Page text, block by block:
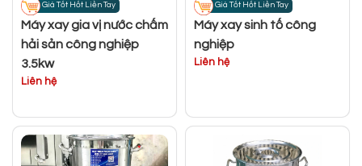
Giá Tốt Hốt Liền Tay
Máy xay gia vị nước chấm
hải sản công nghiệp
3.5kw
Liên hệ
Giá Tốt Hốt Liền Tay
Máy xay sinh tố công
nghiệp
Liên hệ